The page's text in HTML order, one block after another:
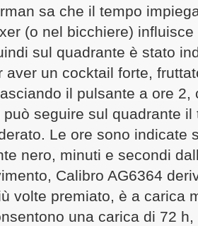
sa che il tempo
(o nel bicchiere)
sul quadrante è stato
aver un cocktail forte,
il pulsante a ore 2,
seguire sul quadrante
Le ore sono indicate
nero, minuti e secondi
Calibro AG6364
volte premiato, è a carica
una carica di 72